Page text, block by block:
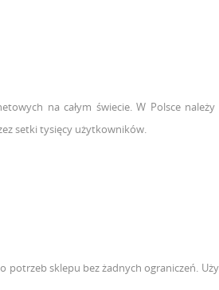
na całym świecie. W Polsce
setki tysięcy użytkowników.
potrzeb sklepu bez żadnych ograniczeń.